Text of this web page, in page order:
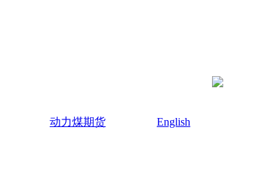
动力煤期货
English